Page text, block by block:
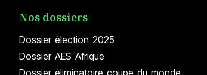
Dossier élection 2025
Dossier AES Afrique
Dossier éliminatoire coupe du monde
Nos dossiers